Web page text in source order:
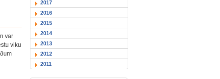
var
viku
2017
2016
2015
2014
2013
2012
2011